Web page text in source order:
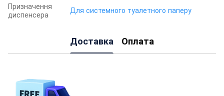
Призначення
диспенсера
Для системного туалетного паперу
Доставка Оплата